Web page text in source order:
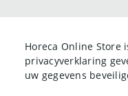
Horeca Online Store
privacyverklaring
uw gegevens